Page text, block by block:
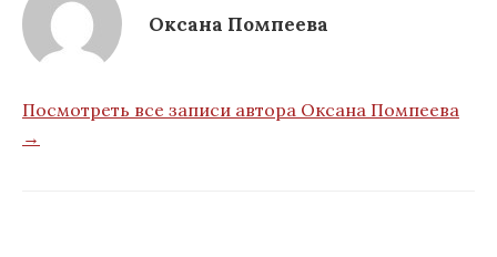
Оксана Помпеева
Посмотреть все записи автора Оксана Помпеева
→